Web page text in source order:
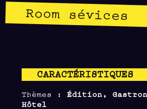
Room sévices
CARACTÉRISTIQUES
Thèmes :Édition,
Hôtel